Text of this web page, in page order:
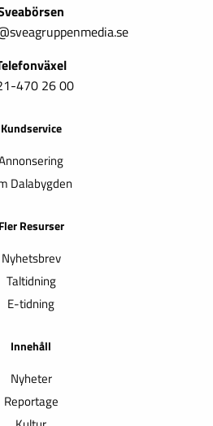
470 26 00
Kundservice
Dalabygden
Fler Resurser
Nyhetsbrev
Taltidning
E-tidning
Innehåll
Nyheter
Reportage